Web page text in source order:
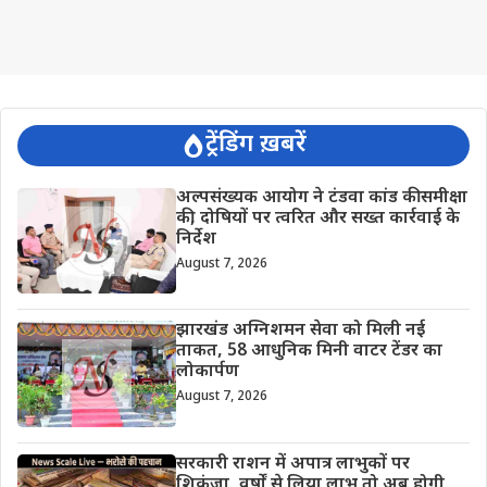
ट्रेंडिंग ख़बरें
अल्पसंख्यक आयोग ने टंडवा कांड की समीक्षा
की, दोषियों पर त्वरित और सख्त कार्रवाई के
निर्देश
August 7, 2026
झारखंड अग्निशमन सेवा को मिली नई
ताकत, 58 आधुनिक मिनी वाटर टेंडर का
लोकार्पण
August 7, 2026
सरकारी राशन में अपात्र लाभुकों पर